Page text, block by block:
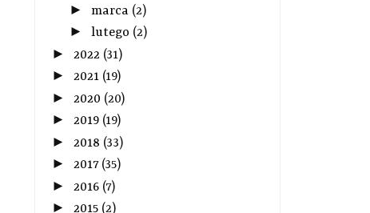
► marca (2)
► lutego (2)
► 2022 (31)
► 2021 (19)
► 2020 (20)
► 2019 (19)
► 2018 (33)
► 2017 (35)
► 2016 (7)
► 2015 (2)